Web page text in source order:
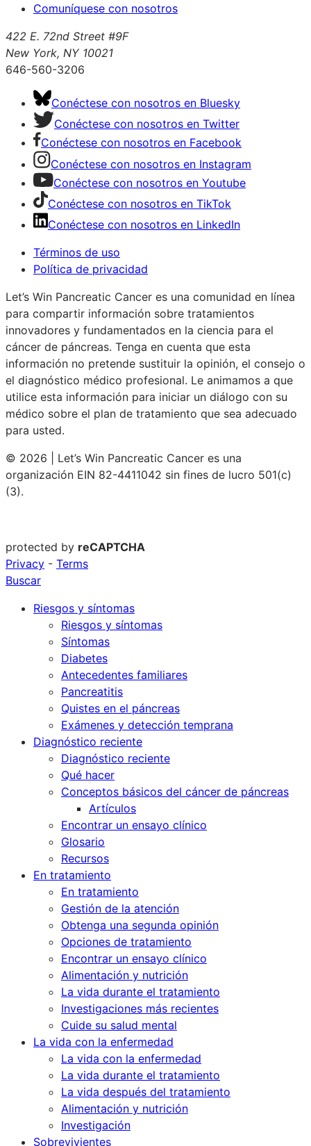
Comuníquese con nosotros
422 E. 72nd Street #9F
New York, NY 10021
646-560-3206
Conéctese con nosotros en Bluesky
Conéctese con nosotros en Twitter
Conéctese con nosotros en Facebook
Conéctese con nosotros en Instagram
Conéctese con nosotros en Youtube
Conéctese con nosotros en TikTok
Conéctese con nosotros en LinkedIn
Términos de uso
Política de privacidad
Let’s Win Pancreatic Cancer es una comunidad en línea
para compartir información sobre tratamientos
innovadores y fundamentados en la ciencia para el
cáncer de páncreas. Tenga en cuenta que esta
información no pretende sustituir la opinión, el consejo o
el diagnóstico médico profesional. Le animamos a que
utilice esta información para iniciar un diálogo con su
médico sobre el plan de tratamiento que sea adecuado
para usted.
© 2026 | Let’s Win Pancreatic Cancer es una
organización EIN 82-4411042 sin fines de lucro 501(c)
(3).
protected by reCAPTCHA
Privacy - Terms
Buscar
Riesgos y síntomas
Riesgos y síntomas
Síntomas
Diabetes
Antecedentes familiares
Pancreatitis
Quistes en el páncreas
Exámenes y detección temprana
Diagnóstico reciente
Diagnóstico reciente
Qué hacer
Conceptos básicos del cáncer de páncreas
Artículos
Encontrar un ensayo clínico
Glosario
Recursos
En tratamiento
En tratamiento
Gestión de la atención
Obtenga una segunda opinión
Opciones de tratamiento
Encontrar un ensayo clínico
Alimentación y nutrición
La vida durante el tratamiento
Investigaciones más recientes
Cuide su salud mental
La vida con la enfermedad
La vida con la enfermedad
La vida durante el tratamiento
La vida después del tratamiento
Alimentación y nutrición
Investigación
Sobrevivientes